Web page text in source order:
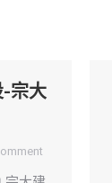
-宗大